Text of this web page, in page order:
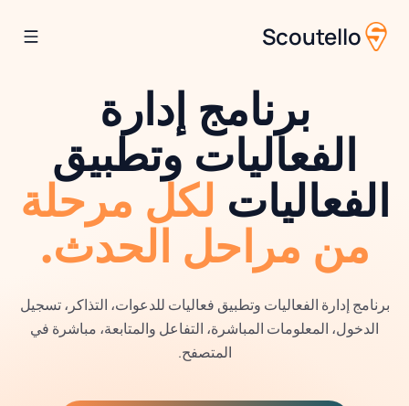
Scoutello
برنامج إدارة
الفعاليات وتطبيق
الفعاليات لكل مرحلة
من مراحل الحدث.
برنامج إدارة الفعاليات وتطبيق فعاليات للدعوات، التذاكر، تسجيل
الدخول، المعلومات المباشرة، التفاعل والمتابعة، مباشرة في
المتصفح.